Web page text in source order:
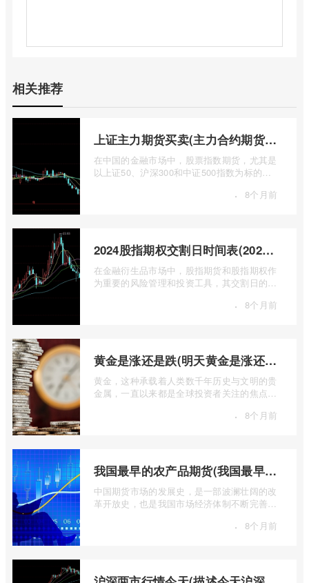
相关推荐
上证主力期货买卖(主力合约期货市场大盘)
在中国的金融市场中，股票指数期货，尤其是
以上证50、沪深300和中证500指数为标的的
· 8个月前
2024股指期权交割日时间表(2024股指期货交割日)
在金融衍生品市场中，股指期货和股指期权作
为重要的风险管理和投资工具，其交割日的设
· 8个月前
黄金是涨还是跌(明天黄金是涨还是跌)
黄金，这种承载着人类数千年历史与文明的贵
金属，一直以来都是全球投资者关注的焦点。
· 8个月前
我国最早的农产品期货(我国最早的农产品期货交易合约的品种是)
中国期货市场的发展史，是一部波澜壮阔的改
革开放史，也是我国市场经济体制不断完善的
· 8个月前